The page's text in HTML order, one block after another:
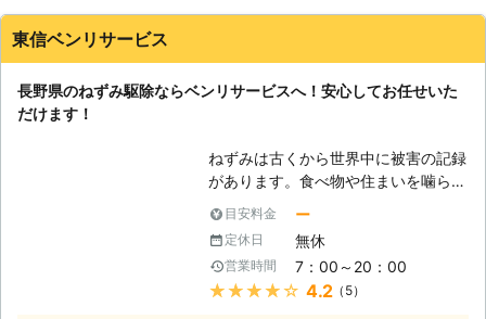
態も少しずつ変わってきます。大柄な
り下水管からの侵入が多いのです。泳
ぎが得意なので、雨水ピットなどから
マネズミは活動的なねずみで、垂直方
向への移動も多く確認されているた
め、天井の配管や化粧パネル裏などを
縦横無尽に移動します。ハツカネズミ
は身体が小さく、ちょっとした隙間で
もくぐり抜けることが出来るため、侵
入防止が一苦労です。 【駆除の方
しました。素人目でかもしれませんが、さすがはプロといった
印象でした。作業員は比較的若い人が担当してくれましたが、
長野県 長野市
東信ベンリサービス
長野県のねずみ駆除ならベンリサービスへ！安心してお任せいた
だけます！
ねずみは古くから世界中に被害の記録
があります。食べ物や住まいを噛られ
る被害、ノミやダニの発生、深刻な伝
染病の原因となったこともあり、多く
の人が思っている以上に恐ろしい存在
なのです。そんなねずみの姿を見かけ
たら、数が増える前に東信ベンリサー
目安料金 ー
定休日 無休
営業時間 7：00～20：00
★★★★★ 4.2 （5）